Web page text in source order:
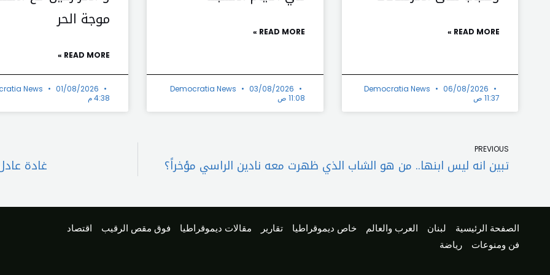
READ MORE »
Democratia News
06/08/2026
11:37 ص
READ MORE »
Democratia News
03/08/2026
11:08 ص
موجة الحر
READ MORE »
News
01/08/2026
4:38 م
PREVIOUS
تبين انه ليس ابنها.. من هو الشاب الذي ظهرت معه نادين الراسي مؤخراً؟ غادة
الصفحة الرئيسية لبنان العرب والعالم خاص ديموقراطيا تقارير مقالات ديموقراطيا فوق مقص الرقيب
اقتصاد
فن ومنوعات
رياضة